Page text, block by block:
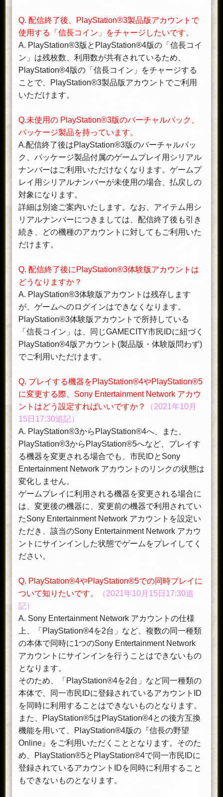
Q. 配信終了後、PlayStation®3製品版アカウントで
使用する「信長コイン」をチャージしたいです。
A. PlayStation®3版とPlayStation®4版の「信長コイ
ン」は残枚数、利用数が共有されているため、
PlayStation®4版の「信長コイン」をチャージする
ことで、PlayStation®3製品版アカウントでご利用
いただけます。
Q.未使用の PlayStation®3版のバーチャルパック、
パッケージ製品を持っています。
A.配信終了後はPlayStation®3版のバーチャルパッ
ク、パッケージ製品付属のゲームプレイ用シリアル
ナンバーはご利用いただけなくなります。ゲームプ
レイ用シリアルナンバーが未使用の場合、払戻しの
対象になります。
詳細は別途ご案内いたします。なお、アイテム用シ
リアルナンバーにつきましては、配信終了後も引き
続き、どの機種のアカウントに対してもご利用いた
だけます。
Q. 配信終了後にPlayStation®3体験版アカウントは
どうなりますか？
A. PlayStation®3体験版アカウントは残存します
が、ゲームへのログインはできなくなります。
PlayStation®3体験版アカウントで所持している
「信長コイン」は、同じGAMECITY市民IDに紐づく
PlayStation®4版アカウント(製品版・体験版問わず)
でご利用いただけます。
Q. プレイする機器をPlayStation®4やPlayStation®5
に変更する際、Sony Entertainment Network アカウ
ントはどう設定すればいいですか？
（2021年10月
15日17:30追記）
A. PlayStation®3からPlayStation®4へ、また、
PlayStation®3からPlayStation®5へなど、プレイす
る機器を変更される場合でも、市民IDとSony
Entertainment Network アカウントのリンクの状態は
変化しません。
ゲームプレイに利用される機器を変更される場合に
は、変更後の機器に、変更前の機器で利用されてい
たSony Entertainment Network アカウントを設定い
ただき、該当のSony Entertainment Network アカウ
ントにサインインした状態でゲームをプレイしてく
ださい。
Q. PlayStation®4やPlayStation®5での同時プレイに
ついて知りたいです。
（2021年10月15日17:30追
記）
A. Sony Entertainment Network アカウントの仕様
上、「PlayStation®4を2台」など、複数の同一種類
の本体で同時に1つのSony Entertainment Network
アカウントにサインインを行うことはできないもの
となります。
そのため、「PlayStation®4を2台」など同一種類の
本体で、同一市民IDに登録されているアカウントID
を同時に利用することはできないものとなります。
また、PlayStation®5はPlayStation®4との後方互換
機能を用いて、PlayStation®4版の『信長の野望
Online』をご利用いただくこととなります。そのた
め、PlayStation®5とPlayStation®4で同一市民IDに
登録されているアカウントIDを同時に利用すること
もできないものとなります。